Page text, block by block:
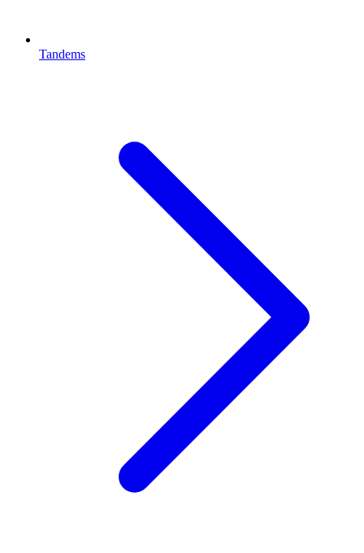
Tandems